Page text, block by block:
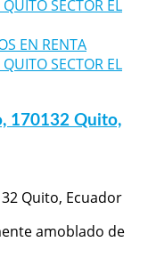
170132 Quito,
Quito, Ecuador
amoblado de